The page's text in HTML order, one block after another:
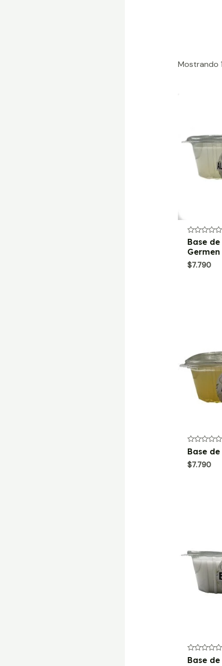
Mostrando
Valorado
con
0
5
Base
Germen
$7.790
Valorado
con
0
de
Base
$7.790
Valorado
con
Base